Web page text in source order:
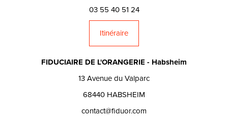
03 55 40 51 24
Itinéraire
FIDUCIAIRE DE L'ORANGERIE - Habsheim
13 Avenue du Valparc
68440 HABSHEIM
contact@fiduor.com